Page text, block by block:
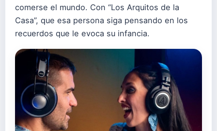
comerse el mundo. Con “Los Arquitos de la
Casa”, que esa persona siga pensando en los
recuerdos que le evoca su infancia.